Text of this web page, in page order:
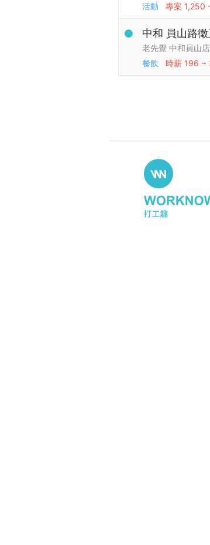
活動
專案 1,250
中和 員山路
老先覺 中和員山店
餐飲
時薪 196 ~